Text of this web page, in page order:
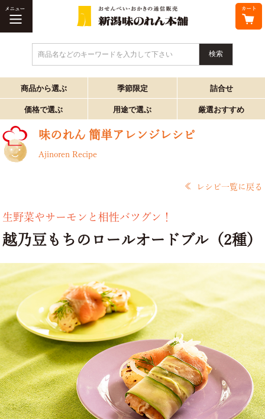
商品名などのキーワードを入力して下さい
商品から選ぶ 季節限定 詰合せ
価格で選ぶ 用途で選ぶ 厳選おすすめ
味のれん 簡単アレンジレシピ
Ajinoren Recipe
生野菜やサーモンと相性バツグン！
越乃豆もちのロールオードブル（2種）
レシピ一覧に戻る